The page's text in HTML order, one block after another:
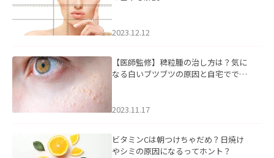
2023.12.12
【医師監修】稗粒腫の治し方は？気に
なる白いブツブツの原因と自宅ででき
2023.11.17
ビタミンCは朝つけちゃだめ？日焼け
やシミの原因になるってホント？